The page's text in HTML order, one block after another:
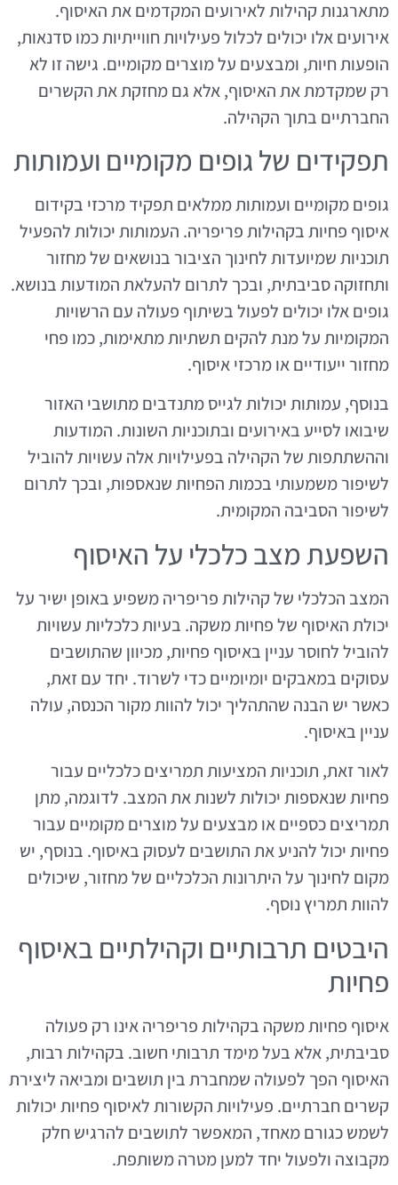
מתארגנות קהילות לאירועים המקדמים את האיסוף.
אירועים אלו יכולים לכלול פעילויות חווייתיות כמו סדנאות,
הופעות חיות, ומבצעים על מוצרים מקומיים. גישה זו לא
רק שמקדמת את האיסוף, אלא גם מחזקת את הקשרים
החברתיים בתוך הקהילה.
תפקידים של גופים מקומיים ועמותות
גופים מקומיים ועמותות ממלאים תפקיד מרכזי בקידום
איסוף פחיות בקהילות פריפריה. העמותות יכולות להפעיל
תוכניות שמיועדות לחינוך הציבור בנושאים של מחזור
ותחזוקה סביבתית, ובכך לתרום להעלאת המודעות בנושא.
גופים אלו יכולים לפעול בשיתוף פעולה עם הרשויות
המקומיות על מנת להקים תשתיות מתאימות, כמו פחי
מחזור ייעודיים או מרכזי איסוף.
בנוסף, עמותות יכולות לגייס מתנדבים מתושבי האזור
שיבואו לסייע באירועים ובתוכניות השונות. המודעות
וההשתתפות של הקהילה בפעילויות אלה עשויות להוביל
לשיפור משמעותי בכמות הפחיות שנאספות, ובכך לתרום
לשיפור הסביבה המקומית.
השפעת מצב כלכלי על האיסוף
המצב הכלכלי של קהילות פריפריה משפיע באופן ישיר על
יכולת האיסוף של פחיות משקה. בעיות כלכליות עשויות
להוביל לחוסר עניין באיסוף פחיות, מכיוון שהתושבים
עסוקים במאבקים יומיומיים כדי לשרוד. יחד עם זאת,
כאשר יש הבנה שהתהליך יכול להוות מקור הכנסה, עולה
עניין באיסוף.
לאור זאת, תוכניות המציעות תמריצים כלכליים עבור
פחיות שנאספות יכולות לשנות את המצב. לדוגמה, מתן
תמריצים כספיים או מבצעים על מוצרים מקומיים עבור
פחיות יכול להניע את התושבים לעסוק באיסוף. בנוסף, יש
מקום לחינוך על היתרונות הכלכליים של מחזור, שיכולים
להוות תמריץ נוסף.
היבטים תרבותיים וקהילתיים באיסוף
פחיות
איסוף פחיות משקה בקהילות פריפריה אינו רק פעולה
סביבתית, אלא בעל מימד תרבותי חשוב. בקהילות רבות,
האיסוף הפך לפעולה שמחברת בין תושבים ומביאה ליצירת
קשרים חברתיים. פעילויות הקשורות לאיסוף פחיות יכולות
לשמש כגורם מאחד, המאפשר לתושבים להרגיש חלק
מקבוצה ולפעול יחד למען מטרה משותפת.